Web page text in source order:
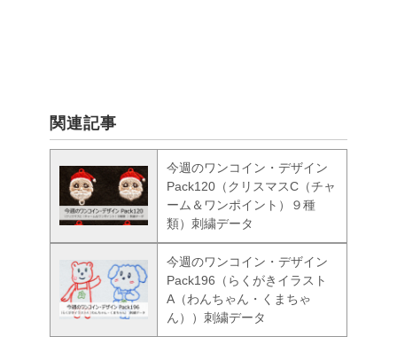
関連記事
今週のワンコイン・デザイン
Pack120（クリスマスC（チャ
ーム＆ワンポイント）９種
類）刺繍データ
今週のワンコイン・デザイン
Pack196（らくがきイラスト
A（わんちゃん・くまちゃ
ん））刺繍データ